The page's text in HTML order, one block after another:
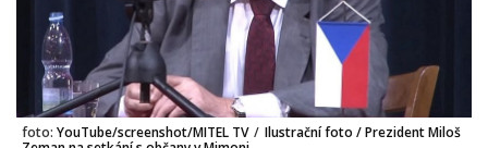
foto: YouTube/screenshot/MITEL TV / Ilustrační foto / Prezident Miloš